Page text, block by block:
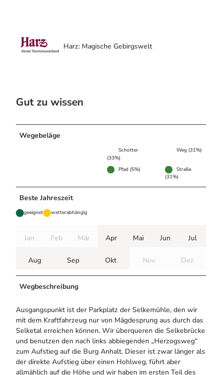
Harz: Magische Gebirgswelt
Gut zu wissen
Wegebeläge
Schotter
(33%)
Weg (31%)
Pfad (5%)
Straße
(31%)
Beste Jahreszeit
geeignet wetterabhängig
Jan Feb Mär Apr Mai Jun Jul
Aug Sep Okt Nov Dez
Wegbeschreibung
Ausgangspunkt ist der Parkplatz der Selkemühle, den wir
mit dem Kraftfahrzeug nur von Mägdesprung aus durch das
Selketal erreichen können. Wir überqueren die Selkebrücke
und benutzen den nach links abbiegenden „Herzogsweg“
zum Aufstieg auf die Burg Anhalt. Dieser ist zwar länger als
der direkte Aufstieg über einen Hohlweg, führt aber
allmählich auf die Höhe und wir haben im ersten Teil des